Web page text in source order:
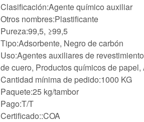
Clasificación:Agente químico auxiliar
Otros nombres:Plastificante
Pureza:99,5, ≥99,5
Tipo:Adsorbente, Negro de carbón
Uso:Agentes auxiliares de
de cuero, Productos químicos de
Cantidad mínima de pedido:1000 KG
Paquete:25 kg/tambor
Pago:T/T
Certificado::COA